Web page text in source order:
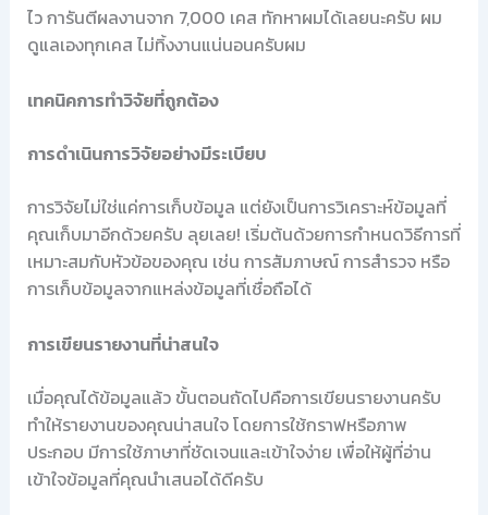
ไว การันตีผลงานจาก 7,000 เคส ทักหาผมได้เลยนะครับ ผม
ดูแลเองทุกเคส ไม่ทิ้งงานแน่นอนครับผม
เทคนิคการทำวิจัยที่ถูกต้อง
การดำเนินการวิจัยอย่างมีระเบียบ
การวิจัยไม่ใช่แค่การเก็บข้อมูล แต่ยังเป็นการวิเคราะห์ข้อมูลที่
คุณเก็บมาอีกด้วยครับ ลุยเลย! เริ่มต้นด้วยการกำหนดวิธีการที่
เหมาะสมกับหัวข้อของคุณ เช่น การสัมภาษณ์ การสำรวจ หรือ
การเก็บข้อมูลจากแหล่งข้อมูลที่เชื่อถือได้
การเขียนรายงานที่น่าสนใจ
เมื่อคุณได้ข้อมูลแล้ว ขั้นตอนถัดไปคือการเขียนรายงานครับ
ทำให้รายงานของคุณน่าสนใจ โดยการใช้กราฟหรือภาพ
ประกอบ มีการใช้ภาษาที่ชัดเจนและเข้าใจง่าย เพื่อให้ผู้ที่อ่าน
เข้าใจข้อมูลที่คุณนำเสนอได้ดีครับ